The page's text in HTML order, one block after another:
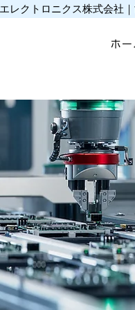
レクトロニクス株式会社
ホー